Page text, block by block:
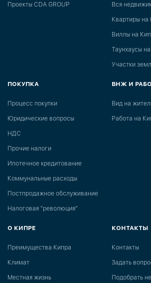
Проекты CDA GROUP Вся
Квартиры на
Виллы на
Таунхаусы
Участки
ПОКУПКА
Процесс покупки
Юридические вопросы
НДС
Прочие налоги
Ипотечное кредитование
Коммунальные расходы
Постпродажное обслуживание
Налоговая "революция"
ВНЖ И
Вид на
Работа на
О КИПРЕ
Преимущества Кипра
Климат
Местная жизнь
КОНТАКТЫ
Контакты
Задать
Подобрать